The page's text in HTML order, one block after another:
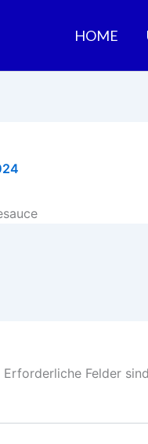
HOME
Erforderliche Felder